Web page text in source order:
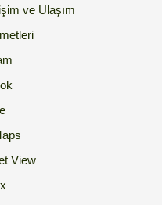
ve Ulaşım
View